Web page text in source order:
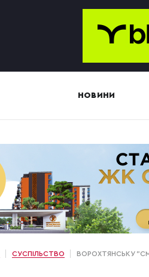
НОВИНИ
СУСПІЛЬСТВО ВОРОХТЯНСЬКУ